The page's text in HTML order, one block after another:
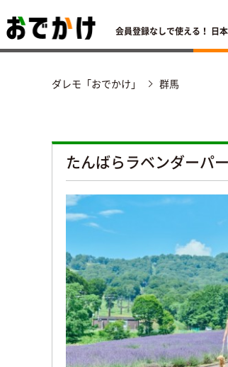
会員登録なしで使える！ 日
ダレモ「おでかけ」 群馬
たんばらラベンダーパ